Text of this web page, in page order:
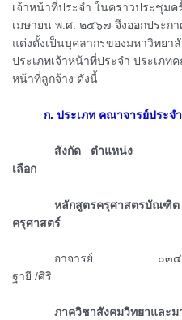
เจ้าหน้าที่ประจำ ในคราวประชุ
เมษายน พ.ศ. ๒๕๖๗ จึงออกประก
แต่งตั้งเป็นบุคลากรของมหาวิทยา
ประเภทเจ้าหน้าที่ประจำ ประเภท
หน้าที่ลูกจ้าง ดังนี้
ก. ประเภท คณาจารย์ประ
ᅠᅠᅠᅠสังกัด ตำแหน่ง
เลือก
ᅠᅠᅠᅠหลักสูตรครุศาสตรบัณฑิต
ครุศาสตร์
ᅠᅠᅠᅠอาจารย์ ๐๓๔๑๐๐
ฐายี /ศิริ
ᅠᅠᅠᅠภาควิชาสังคมวิทยาและ